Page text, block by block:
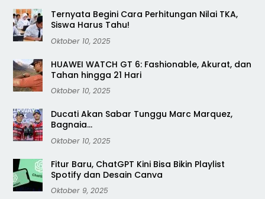
Ternyata Begini Cara Perhitungan Nilai TKA,
Siswa Harus Tahu!
Oktober 10, 2025
HUAWEI WATCH GT 6: Fashionable, Akurat, dan
Tahan hingga 21 Hari
Oktober 10, 2025
Ducati Akan Sabar Tunggu Marc Marquez,
Bagnaia…
Oktober 10, 2025
Fitur Baru, ChatGPT Kini Bisa Bikin Playlist
Spotify dan Desain Canva
Oktober 9, 2025